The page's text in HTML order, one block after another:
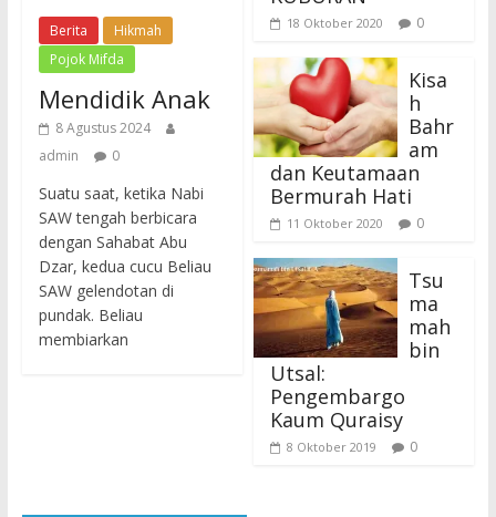
Berita
Hikmah
Pojok Mifda
Mendidik Anak
8 Agustus 2024
admin
0
Suatu saat, ketika Nabi
SAW tengah berbicara
dengan Sahabat Abu
Dzar, kedua cucu Beliau
SAW gelendotan di
pundak. Beliau
membiarkan
18 Oktober 2020 0
Kisa
h
Bahr
am
dan Keutamaan
Bermurah Hati
11 Oktober 2020 0
Tsu
ma
mah
bin
Utsal:
Pengembargo
Kaum Quraisy
8 Oktober 2019 0